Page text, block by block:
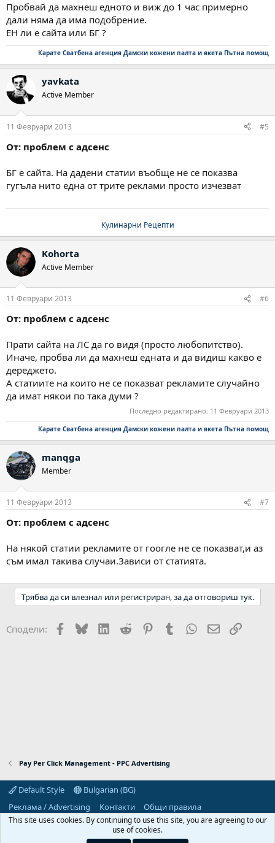
Пробвай да махнеш едното и виж до 1 час примерно
дали няма да има подобрение.
ЕН ли е сайта или БГ ?
Карате Сватбена агенция Дамски кожени палта и якета Пътна помощ
yavkata
Active Member
11 Февруари 2013 #5
От: проблем с адсенс
БГ е сайта. На дадени статии въобще не се показва
гугъла нито една от трите реклами просто изчезват
Кулинарни Рецепти
Kohorta
Active Member
11 Февруари 2013 #6
От: проблем с адсенс
Прати сайта на ЛС да го видя (просто любопитство).
Иначе, пробва ли да махнеш едната и да видиш какво е
дереджето.
А статиите на които не се показват рекламите случайно
да имат някои по така думи ?
Последно редактирано: 11 Февруари 2013
Карате Сватбена агенция Дамски кожени палта и якета Пътна помощ
manqga
Member
11 Февруари 2013 #7
От: проблем с адсенс
На някой статии рекламите от гоогле не се показват,и аз
съм имал такива случаи.Зависи от статията.
Трябва да си влезнал или регистриран, за да отговориш тук.
Сподели: Facebook
BlueskyLinkedIn
Reddit PinterestTumblr WhatsApp
EmailLink
Pay Per Click Management - PPC Advertising
Default Style
Bulgarian (BG)
Реклама / Advertising
Контакти
Общи правила
Декларация за поверителност
Помощ Начало
R
S
Predpriemach.com © 2006-2026. Hosting by:
This site uses cookies. By continuing to use this site, you are agreeing to our
use of cookies.